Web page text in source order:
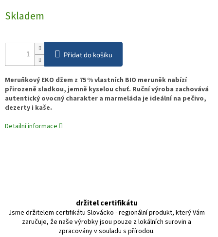
Skladem
Přidat do košíku
Meruňkový EKO džem z 75 % vlastních BIO meruněk nabízí
přirozeně sladkou, jemně kyselou chuť. Ruční výroba zachovává
autentický ovocný charakter a marmeláda je ideální na pečivo,
dezerty i kaše.
Detailní informace
držitel certifikátu
Jsme držitelem certifikátu Slovácko - regionální produkt, který Vám
zaručuje, že naše výrobky jsou pouze z lokálních surovin a
zpracovány v souladu s přírodou.